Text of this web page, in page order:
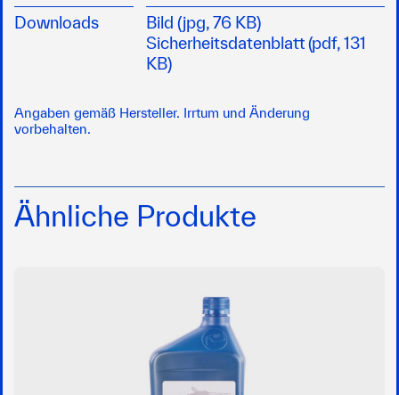
Downloads
Bild (jpg, 76 KB)
Sicherheitsdatenblatt (pdf, 131
KB)
Angaben gemäß Hersteller. Irrtum und Änderung
vorbehalten.
Ähnliche Produkte